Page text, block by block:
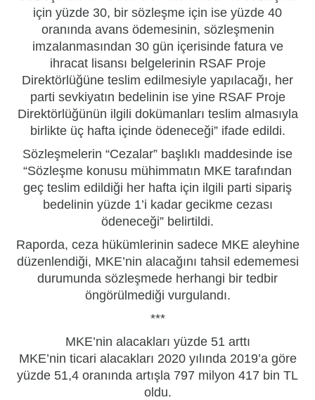
için yüzde 30, bir sözleşme için ise yüzde 40
oranında avans ödemesinin, sözleşmenin
imzalanmasından 30 gün içerisinde fatura ve
ihracat lisansı belgelerinin RSAF Proje
Direktörlüğüne teslim edilmesiyle yapılacağı, her
parti sevkiyatın bedelinin ise yine RSAF Proje
Direktörlüğünün ilgili dokümanları teslim almasıyla
birlikte üç hafta içinde ödeneceği” ifade edildi.
Sözleşmelerin “Cezalar” başlıklı maddesinde ise
“Sözleşme konusu mühimmatın MKE tarafından
geç teslim edildiği her hafta için ilgili parti sipariş
bedelinin yüzde 1’i kadar gecikme cezası
ödeneceği” belirtildi.
Raporda, ceza hükümlerinin sadece MKE aleyhine
düzenlendiği, MKE’nin alacağını tahsil edememesi
durumunda sözleşmede herhangi bir tedbir
öngörülmediği vurgulandı.
***
MKE’nin alacakları yüzde 51 arttı
MKE’nin ticari alacakları 2020 yılında 2019’a göre
yüzde 51,4 oranında artışla 797 milyon 417 bin TL
oldu.